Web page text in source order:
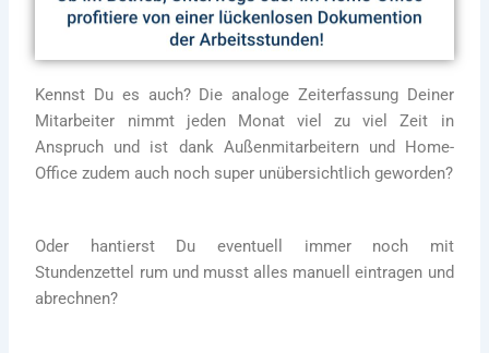
Kennst Du es auch? Die analoge Zeiterfassung Deiner
Mitarbeiter nimmt jeden Monat viel zu viel Zeit in
Anspruch und ist dank Außenmitarbeitern und Home-
Office zudem auch noch super unübersichtlich geworden?
Oder hantierst Du eventuell immer noch mit
Stundenzettel rum und musst alles manuell eintragen und
abrechnen?